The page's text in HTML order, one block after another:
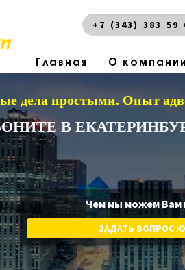
+7 (343) 383 59
Главная О компании
дела простыми. Опыт
В
Чем мы можем Вам
ЗАДАТЬ ВОПРОС